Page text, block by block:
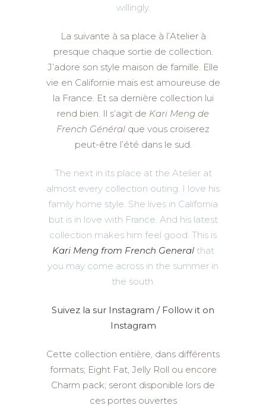
willingly.
La suivante à sa place à l’Atelier à
presque chaque sortie de collection.
J’adore son style maison de famille. Elle
vie en Californie mais est amoureuse de
la France. Et sa dernière collection lui
rend bien. Il s’agit de Kari Meng de
French Général que vous croiserez
peut-être l’été dans le sud.
The next in its place at the Atelier at
almost every collection outing. I love his
family home style. She lives in California
but is in love with France. And his latest
collection makes him feel good. This is
Kari Meng from French General that
you may come across in the summer in
the south.
Suivez la sur Instagram / Follow it on
Instagram
Cette collection entière, dans différents
formats; Eight Fat, Jelly Roll ou encore
Charm pack; seront disponible lors de
ces portes ouvertes